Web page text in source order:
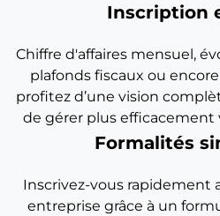
Inscription
Chiffre d'affaires mensuel,
plafonds fiscaux ou
profitez d’une vision
de gérer plus
Formalités
Inscrivez-vous rapidement
entreprise grâce à un